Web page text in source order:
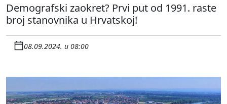
Demografski zaokret? Prvi put od 1991. raste
broj stanovnika u Hrvatskoj!
08.09.2024. u 08:00